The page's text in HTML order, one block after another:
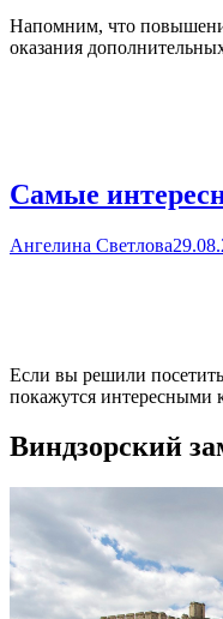
Напомним, что
оказания
Самые
Ангелина Светлова
Если вы решили
покажутся интересными
Виндзорский